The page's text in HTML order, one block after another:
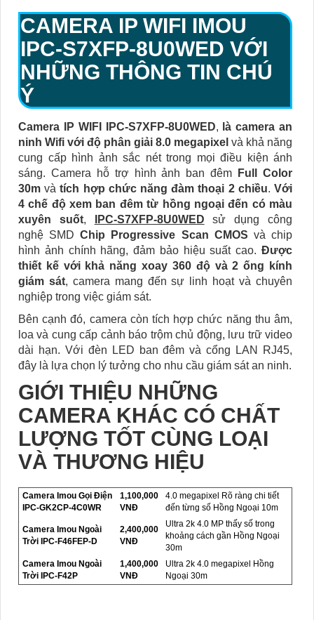
CAMERA IP WIFI IMOU
IPC-S7XFP-8U0WED VỚI
NHỮNG THÔNG TIN CHÚ
Ý
Camera IP WIFI IPC-S7XFP-8U0WED, là camera an
ninh Wifi với độ phân giải 8.0 megapixel và khả năng
cung cấp hình ảnh sắc nét trong mọi điều kiện ánh
sáng. Camera hỗ trợ hình ảnh ban đêm
Full Color
30m và tích hợp chức năng đàm thoại 2 chiều.Với
4 chế độ xem ban đêm từ hồng ngoại đến có màu
xuyên suốt, IPC-S7XFP-8U0WED sử dụng công
nghệ SMDChip Progressive Scan CMOS và chip
hình ảnh chính hãng, đảm bảo hiệu suất cao. Được
thiết kế với khả năng xoay 360 độ và 2 ống kính
giám sát, camera mang đến sự linh hoạt và chuyên
nghiệp trong việc giám sát.
Bên cạnh đó, camera còn tích hợp chức năng thu âm,
loa và cung cấp cảnh báo trộm chủ động, lưu trữ video
dài hạn. Với đèn LED ban đêm và cổng LAN RJ45,
đây là lựa chọn lý tưởng cho nhu cầu giám sát an ninh.
GIỚI THIỆU NHỮNG
CAMERA KHÁC CÓ CHẤT
LƯỢNG TỐT CÙNG LOẠI
VÀ THƯƠNG HIỆU
Camera Imou Gọi Điện
IPC-GK2CP-4C0WR
1,100,000
VNĐ
4.0 megapixel Rõ ràng chi tiết
đến từng số Hồng Ngoại 10m
Camera Imou Ngoài
Trời IPC-F46FEP-D
2,400,000
VNĐ
Ultra 2k 4.0 MP thấy số trong
khoảng cách gần Hồng Ngoại
30m
Camera Imou Ngoài
Trời IPC-F42P
1,400,000
VNĐ
Ultra 2k 4.0 megapixel Hồng
Ngoại 30m